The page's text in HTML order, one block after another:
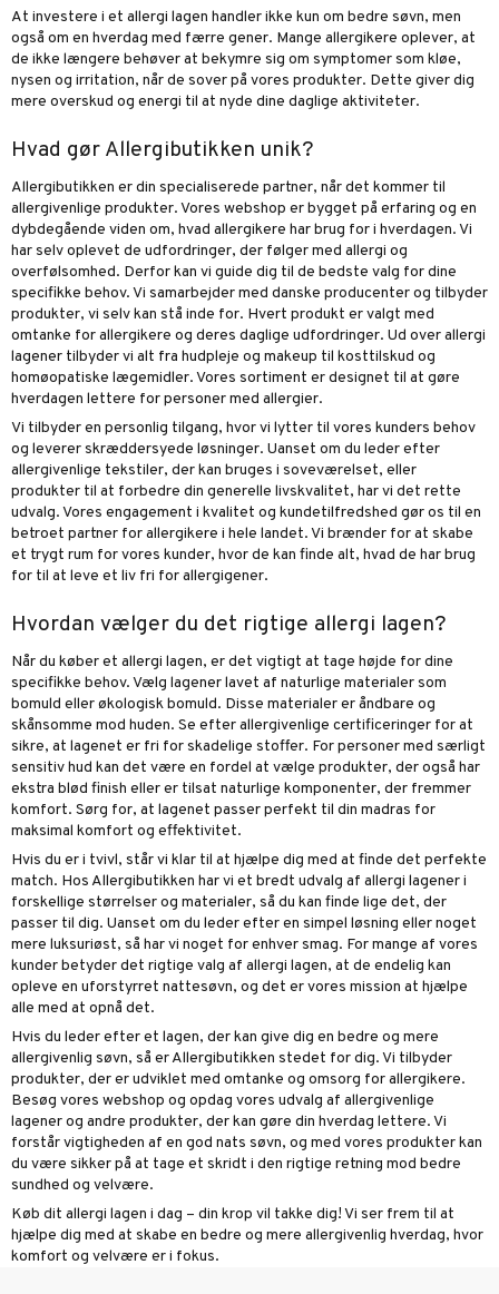
At investere i et allergi lagen handler ikke kun om bedre søvn, men
også om en hverdag med færre gener. Mange allergikere oplever, at
de ikke længere behøver at bekymre sig om symptomer som kløe,
nysen og irritation, når de sover på vores produkter. Dette giver dig
mere overskud og energi til at nyde dine daglige aktiviteter.
Hvad gør Allergibutikken unik?
Allergibutikken er din specialiserede partner, når det kommer til
allergivenlige produkter. Vores webshop er bygget på erfaring og en
dybdegående viden om, hvad allergikere har brug for i hverdagen. Vi
har selv oplevet de udfordringer, der følger med allergi og
overfølsomhed. Derfor kan vi guide dig til de bedste valg for dine
specifikke behov. Vi samarbejder med danske producenter og tilbyder
produkter, vi selv kan stå inde for. Hvert produkt er valgt med
omtanke for allergikere og deres daglige udfordringer. Ud over allergi
lagener tilbyder vi alt fra hudpleje og makeup til kosttilskud og
homøopatiske lægemidler. Vores sortiment er designet til at gøre
hverdagen lettere for personer med allergier.
Vi tilbyder en personlig tilgang, hvor vi lytter til vores kunders behov
og leverer skræddersyede løsninger. Uanset om du leder efter
allergivenlige tekstiler, der kan bruges i soveværelset, eller
produkter til at forbedre din generelle livskvalitet, har vi det rette
udvalg. Vores engagement i kvalitet og kundetilfredshed gør os til en
betroet partner for allergikere i hele landet. Vi brænder for at skabe
et trygt rum for vores kunder, hvor de kan finde alt, hvad de har brug
for til at leve et liv fri for allergigener.
Hvordan vælger du det rigtige allergi lagen?
Når du køber et allergi lagen, er det vigtigt at tage højde for dine
specifikke behov. Vælg lagener lavet af naturlige materialer som
bomuld eller økologisk bomuld. Disse materialer er åndbare og
skånsomme mod huden. Se efter allergivenlige certificeringer for at
sikre, at lagenet er fri for skadelige stoffer. For personer med særligt
sensitiv hud kan det være en fordel at vælge produkter, der også har
ekstra blød finish eller er tilsat naturlige komponenter, der fremmer
komfort. Sørg for, at lagenet passer perfekt til din madras for
maksimal komfort og effektivitet.
Hvis du er i tvivl, står vi klar til at hjælpe dig med at finde det perfekte
match. Hos Allergibutikken har vi et bredt udvalg af allergi lagener i
forskellige størrelser og materialer, så du kan finde lige det, der
passer til dig. Uanset om du leder efter en simpel løsning eller noget
mere luksuriøst, så har vi noget for enhver smag. For mange af vores
kunder betyder det rigtige valg af allergi lagen, at de endelig kan
opleve en uforstyrret nattesøvn, og det er vores mission at hjælpe
alle med at opnå det.
Hvis du leder efter et lagen, der kan give dig en bedre og mere
allergivenlig søvn, så er Allergibutikken stedet for dig. Vi tilbyder
produkter, der er udviklet med omtanke og omsorg for allergikere.
Besøg vores webshop og opdag vores udvalg af allergivenlige
lagener og andre produkter, der kan gøre din hverdag lettere. Vi
forstår vigtigheden af en god nats søvn, og med vores produkter kan
du være sikker på at tage et skridt i den rigtige retning mod bedre
sundhed og velvære.
Køb dit allergi lagen i dag – din krop vil takke dig! Vi ser frem til at
hjælpe dig med at skabe en bedre og mere allergivenlig hverdag, hvor
komfort og velvære er i fokus.